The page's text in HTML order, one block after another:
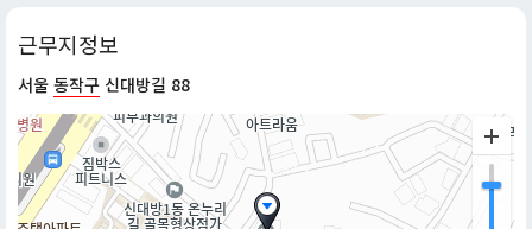
근무지정보
서울 동작구 신대방길 88